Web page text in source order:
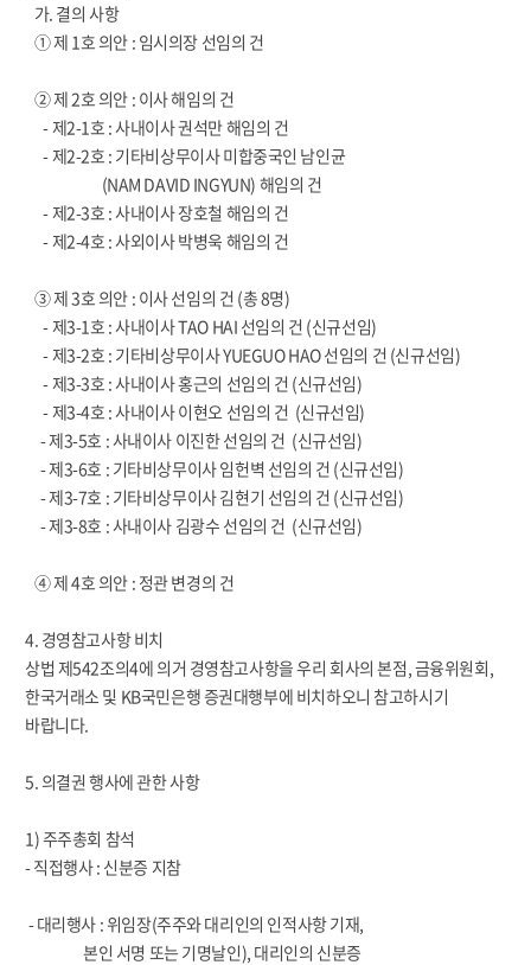
가. 결의 사항
① 제 1호 의안 : 임시의장 선임의 건
② 제 2호 의안 : 이사 해임의 건
- 제2-1호 : 사내이사 권석만 해임의 건
- 제2-2호 : 기타비상무이사 미합중국인 남인균
(NAM DAVID INGYUN) 해임의 건
- 제2-3호 : 사내이사 장호철 해임의 건
- 제2-4호 : 사외이사 박병욱 해임의 건
③ 제 3호 의안 : 이사 선임의 건 (총 8명)
- 제3-1호 : 사내이사 TAO HAI 선임의 건 (신규선임)
- 제3-2호 : 기타비상무이사 YUEGUO HAO 선임의 건 (신규선임)
- 제3-3호 : 사내이사 홍근의 선임의 건 (신규선임)
- 제3-4호 : 사내이사 이현오 선임의 건 (신규선임)
- 제3-5호 : 사내이사 이진한 선임의 건 (신규선임)
- 제3-6호 : 기타비상무이사 임헌벽 선임의 건 (신규선임)
- 제3-7호 : 기타비상무이사 김현기 선임의 건 (신규선임)
- 제3-8호 : 사내이사 김광수 선임의 건 (신규선임)
④ 제 4호 의안 : 정관 변경의 건
4. 경영참고사항 비치
상법 제542조의4에 의거 경영참고사항을 우리 회사의 본점, 금융위원회,
한국거래소 및 KB국민은행 증권대행부에 비치하오니 참고하시기
바랍니다.
5. 의결권 행사에 관한 사항
1) 주주총회 참석
- 직접행사 : 신분증 지참
- 대리행사 : 위임장(주주와 대리인의 인적사항 기재,
본인 서명 또는 기명날인), 대리인의 신분증